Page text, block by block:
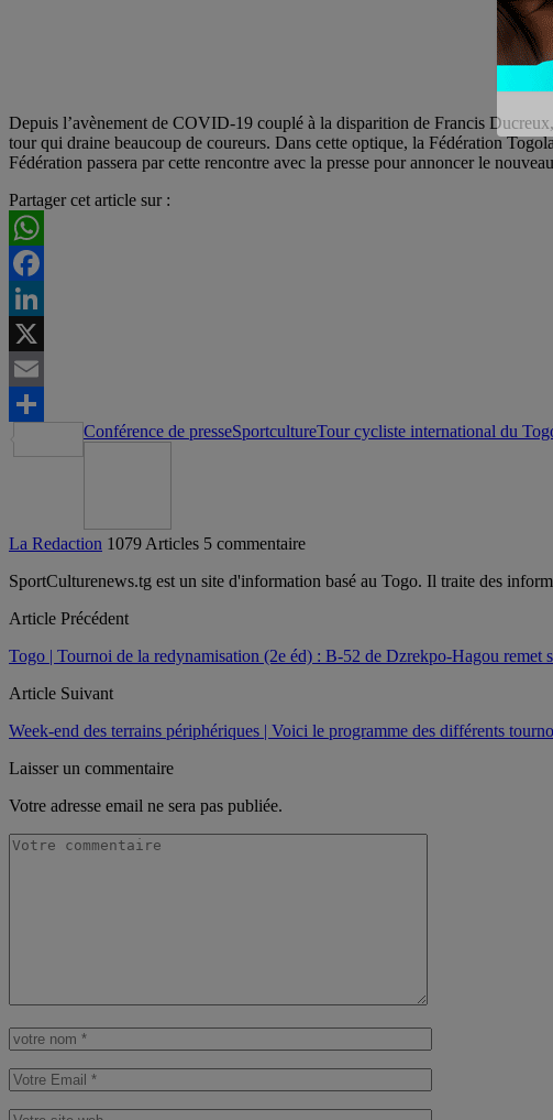
Depuis l’avènement de COVID-19 couplé à la disparition de Francis
tour qui draine beaucoup de coureurs. Dans cette optique, la Fédération
Fédération passera par cette rencontre avec la presse pour annoncer le
Partager cet article sur :
WhatsApp
Facebook
LinkedIn
X
Email
Partager
Conférence de presseSportcultureTour cycliste international du
La Redaction 1079 Articles 5 commentaire
SportCulturenews.tg est un site d'information basé au Togo. Il traite des
Article Précédent
Togo | Tournoi de la redynamisation (2e éd) : B-52 de Dzrekpo-Hagou remet
Article Suivant
Week-end des terrains périphériques | Voici le programme des différents
Laisser un commentaire
Votre adresse email ne sera pas publiée.